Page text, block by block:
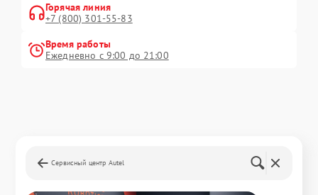
Горячая линия
+7 (800) 301-55-83
Время работы
Ежедневно с 9:00 до 21:00
Сервисный центр Autel